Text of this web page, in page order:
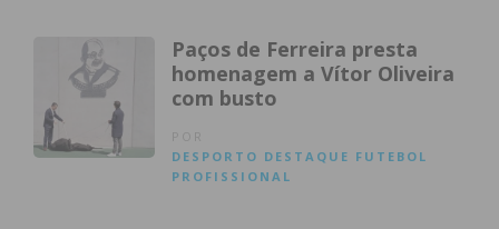
Paços de Ferreira presta
homenagem a Vítor Oliveira
com busto
DESPORTO DESTAQUE FUTEBOL
PROFISSIONAL